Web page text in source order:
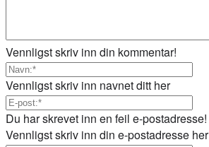
Vennligst skriv inn din kommentar!
Vennligst skriv inn navnet ditt her
Du har skrevet inn en feil e-postadresse!
Vennligst skriv inn din e-postadresse her